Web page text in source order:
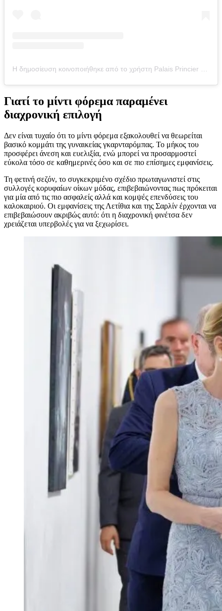
Γιατί το μίντι φόρεμα παραμένει
διαχρονική επιλογή
Δεν είναι τυχαίο ότι το μίντι φόρεμα εξακολουθεί να θεωρείται
βασικό κομμάτι της γυναικείας γκαρνταρόμπας. Το μήκος του
προσφέρει άνεση και ευελιξία, ενώ μπορεί να προσαρμοστεί
εύκολα τόσο σε καθημερινές όσο και σε πιο επίσημες εμφανίσεις.
Τη φετινή σεζόν, το συγκεκριμένο σχέδιο πρωταγωνιστεί στις
συλλογές κορυφαίων οίκων μόδας, επιβεβαιώνοντας πως πρόκειται
για μία από τις πιο ασφαλείς αλλά και κομψές επενδύσεις του
καλοκαιριού. Οι εμφανίσεις της Λετίθια και της Σαρλίν έρχονται να
επιβεβαιώσουν ακριβώς αυτό: ότι η διαχρονική φινέτσα δεν
χρειάζεται υπερβολές για να ξεχωρίσει.